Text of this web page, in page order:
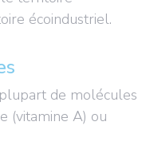
écoindustriel.
de molécules
(vitamine A) ou